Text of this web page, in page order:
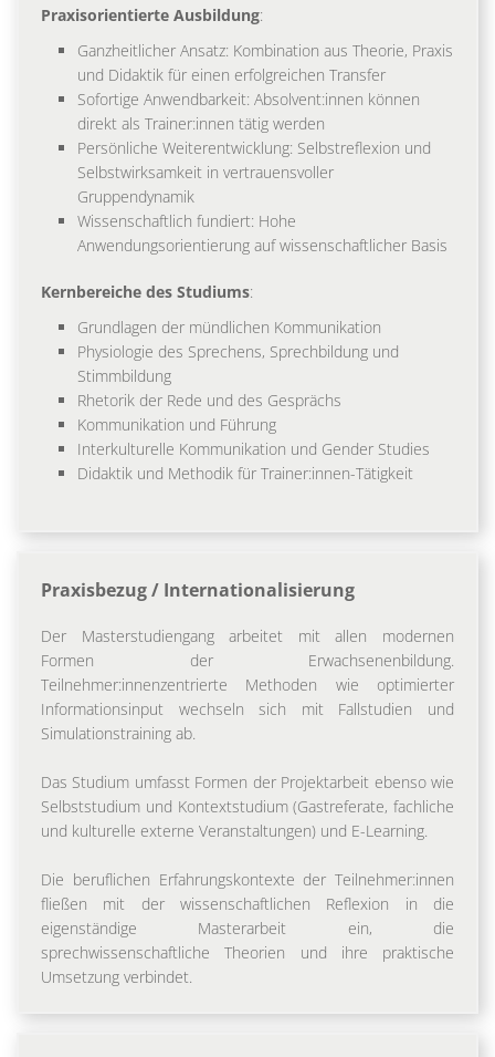
Praxisorientierte Ausbildung:
Ganzheitlicher Ansatz: Kombination aus Theorie, Praxis
und Didaktik für einen erfolgreichen Transfer
Sofortige Anwendbarkeit: Absolvent:innen können
direkt als Trainer:innen tätig werden
Persönliche Weiterentwicklung: Selbstreflexion und
Selbstwirksamkeit in vertrauensvoller
Gruppendynamik
Wissenschaftlich fundiert: Hohe
Anwendungsorientierung auf wissenschaftlicher Basis
Kernbereiche des Studiums:
Grundlagen der mündlichen Kommunikation
Physiologie des Sprechens, Sprechbildung und
Stimmbildung
Rhetorik der Rede und des Gesprächs
Kommunikation und Führung
Interkulturelle Kommunikation und Gender Studies
Didaktik und Methodik für Trainer:innen-Tätigkeit
Praxisbezug / Internationalisierung
Der Masterstudiengang arbeitet mit allen modernen
Formen der Erwachsenenbildung.
Teilnehmer:innenzentrierte Methoden wie optimierter
Informationsinput wechseln sich mit Fallstudien und
Simulationstraining ab.
Das Studium umfasst Formen der Projektarbeit ebenso wie
Selbststudium und Kontextstudium (Gastreferate, fachliche
und kulturelle externe Veranstaltungen) und E-Learning.
Die beruflichen Erfahrungskontexte der Teilnehmer:innen
fließen mit der wissenschaftlichen Reflexion in die
eigenständige Masterarbeit ein, die
sprechwissenschaftliche Theorien und ihre praktische
Umsetzung verbindet.